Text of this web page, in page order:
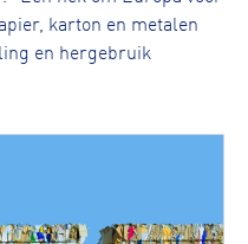
karton en metalen
en hergebruik